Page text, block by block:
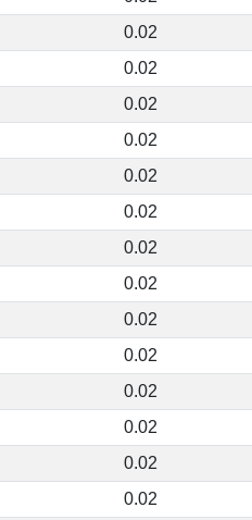
0.02
0.02
0.02
0.02
0.02
0.02
0.02
0.02
0.02
0.02
0.02
0.02
0.02
0.02